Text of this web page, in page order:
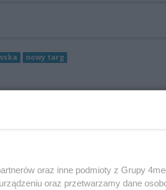
nowy targ
oraz inne podmioty z Grupy
oraz przetwarzamy dane